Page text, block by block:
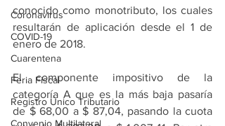
Coronavirus
COVID-19
Cuarentena
Feria Fiscal
Registro Único Tributario
Convenio Multilateral
conocido como monotributo, los cuales
resultarán de aplicación desde el 1 de
enero de 2018.
El componente impositivo de la
categoría A que es la más baja pasaría
de $ 68,00 a $ 87,04, pasando la cuota